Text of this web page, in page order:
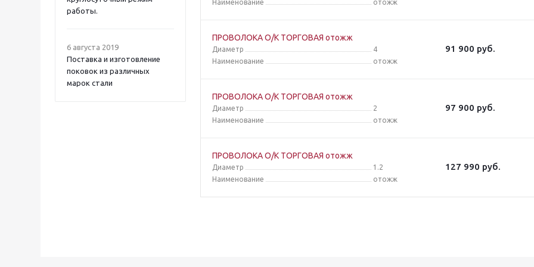
работы.
6 августа 2019
Поставка и изготовление
поковок из различных
марок стали
Наименование
отожж
ПРОВОЛОКА О/К ТОРГОВАЯ отожж
Диаметр
4
Наименование
отожж
91 900 руб.
ПРОВОЛОКА О/К ТОРГОВАЯ отожж
Диаметр
2
Наименование
отожж
97 900 руб.
ПРОВОЛОКА О/К ТОРГОВАЯ отожж
Диаметр
1.2
Наименование
отожж
127 990 руб.